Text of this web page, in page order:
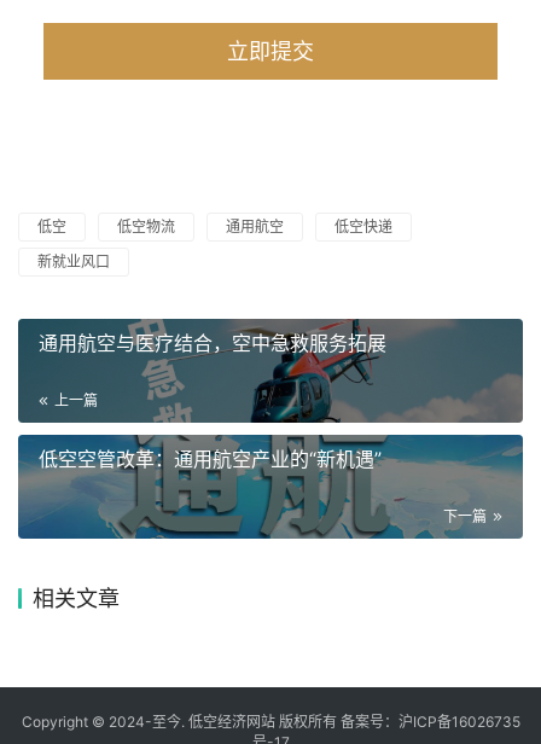
低空 低空物流 通用航空
低空快递
新就业风口
通用航空与医疗结合，空中急救服务拓展
上一篇
低空空管改革：通用航空产业的“新机遇”
下一篇
相关文章
Copyright © 2024-至今. 低空经济网站 版权所有 备案号： 沪ICP备16026735